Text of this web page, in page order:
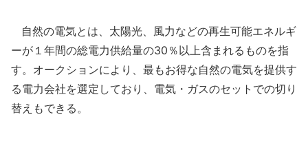
自然の電気とは、太陽光、風力などの再生可能エネルギ
ーが１年間の総電力供給量の30％以上含まれるものを指
す。オークションにより、最もお得な自然の電気を提供す
る電力会社を選定しており、電気・ガスのセットでの切り
替えもできる。